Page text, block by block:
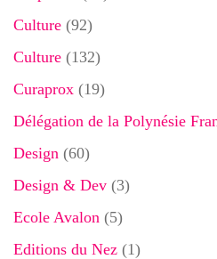
Culture (92)
Culture (132)
Curaprox (19)
Délégation de la Polynésie
Design (60)
Design & Dev (3)
Ecole Avalon (5)
Editions du Nez (1)